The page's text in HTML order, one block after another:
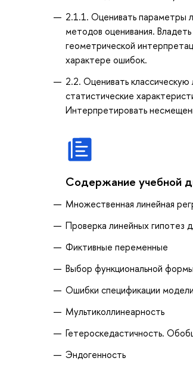
2.1.1. Оценивать параметры
методов оценивания.
геометрической
характере ошибок.
2.2. Оценивать
статистические
Интерпретировать
Содержание учебной
Множественная линейная
Проверка линейных гипотез
Фиктивные переменные
Выбор функциональной
Ошибки спецификации модели
Мультиколлинеарность
Гетероскедастичность.
Эндогенность